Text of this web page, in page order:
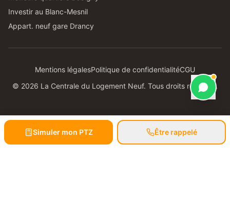
Investir au Blanc-Mesnil
Appart. neuf gare Drancy
Mentions légalesPolitique de confidentialitéCGU
© 2026 La Centrale du Logement Neuf. Tous droits réservés.
Simuler mon PTZ Être rappelé